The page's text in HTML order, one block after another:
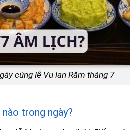
cúng lễ Vu lan Rằm tháng 7
trong ngày?